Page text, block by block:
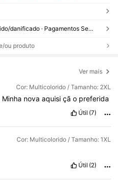
Reenviar se o item estiver perdido/danificado · Pagamentos Seguros · Proteção de privacidade
ou produto
Ver mais
Cor: Multicolorido / Tamanho: 2XL
Minha nova aquisi çã o preferida
Útil (7)
Cor: Multicolorido / Tamanho: 1XL
Útil (2)